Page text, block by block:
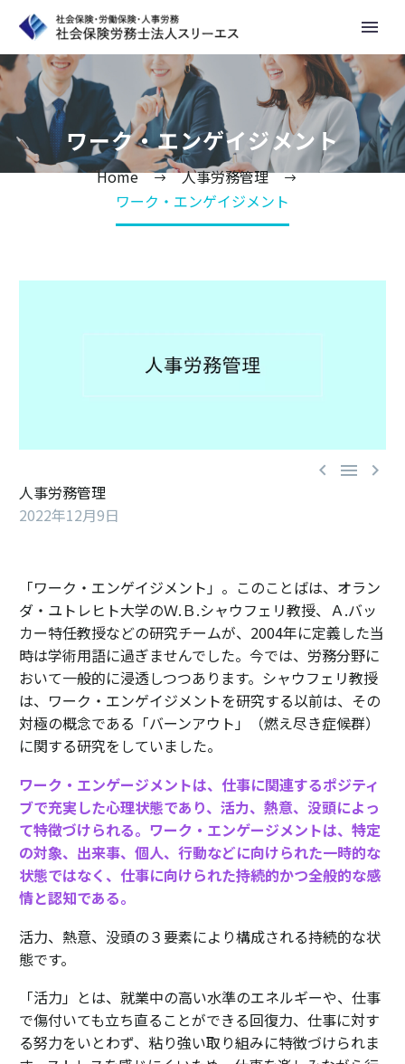
ワーク・エンゲイジメント
Home
人事労務管理
ワーク・エンゲイジメント
  
人事労務管理
2022年12月9日
「ワーク・エンゲイジメント」。このことばは、オラン
ダ・ユトレヒト大学のＷ.Ｂ.シャウフェリ教授、Ａ.バッ
カー特任教授などの研究チームが、2004年に定義した当
時は学術用語に過ぎませんでした。今では、労務分野に
おいて一般的に浸透しつつあります。シャウフェリ教授
は、ワーク・エンゲイジメントを研究する以前は、その
対極の概念である「バーンアウト」（燃え尽き症候群）
に関する研究をしていました。
ワーク・エンゲージメントは、仕事に関連するポジティ
ブで充実した心理状態であり、活力、熱意、没頭によっ
て特徴づけられる。ワーク・エンゲージメントは、特定
の対象、出来事、個人、行動などに向けられた一時的な
状態ではなく、仕事に向けられた持続的かつ全般的な感
情と認知である。
活力、熱意、没頭の３要素により構成される持続的な状
態です。
「活力」とは、就業中の高い水準のエネルギーや、仕事
で傷付いても立ち直ることができる回復力、仕事に対す
る努力をいとわず、粘り強い取り組みに特徴づけられま